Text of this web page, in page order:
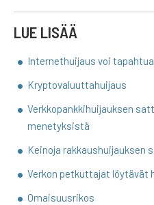
LUE LISÄÄ
Internethuijaus voi
Kryptovaluuttahuijaus
Verkkopankkihuijauksen
menetyksistä
Keinoja rakkaushuijauksen
Verkon petkuttajat löytävät
Omaisuusrikos